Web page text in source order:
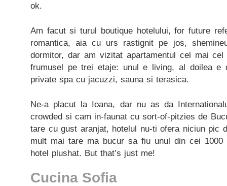
ok.
Am facut si turul boutique hotelului, for future
romantica, aia cu urs rastignit pe jos,
dormitor, dar am vizitat apartamentul cel mai
frumusel pe trei etaje: unul e living, al doilea e
private spa cu jacuzzi, sauna si terasica.
Ne-a placut la Ioana, dar nu as da
crowded si cam in-faunat cu sort-of-pitzies de
tare cu gust aranjat, hotelul nu-ti ofera niciun pic
mult mai tare ma bucur sa fiu unul din cei 1000
hotel plushat. But that’s just me!
Cucina Sofia